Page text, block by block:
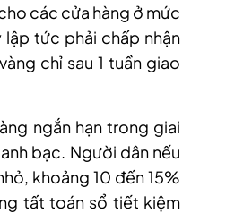
các cửa hàng ở mức
tức phải chấp nhận
chỉ sau 1 tuần giao
ngắn hạn trong giai
bạc. Người dân nếu
khoảng 10 đến 15%
tất toán sổ tiết kiệm